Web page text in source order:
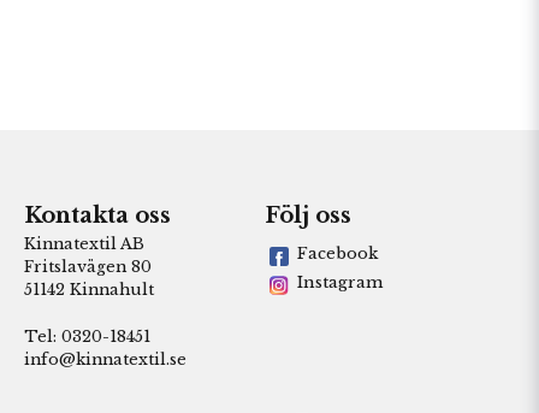
Kontakta oss
Kinnatextil AB
Fritslavägen 80
51142 Kinnahult
Tel: 0320-18451
info@kinnatextil.se
Följ oss
Facebook
Instagram